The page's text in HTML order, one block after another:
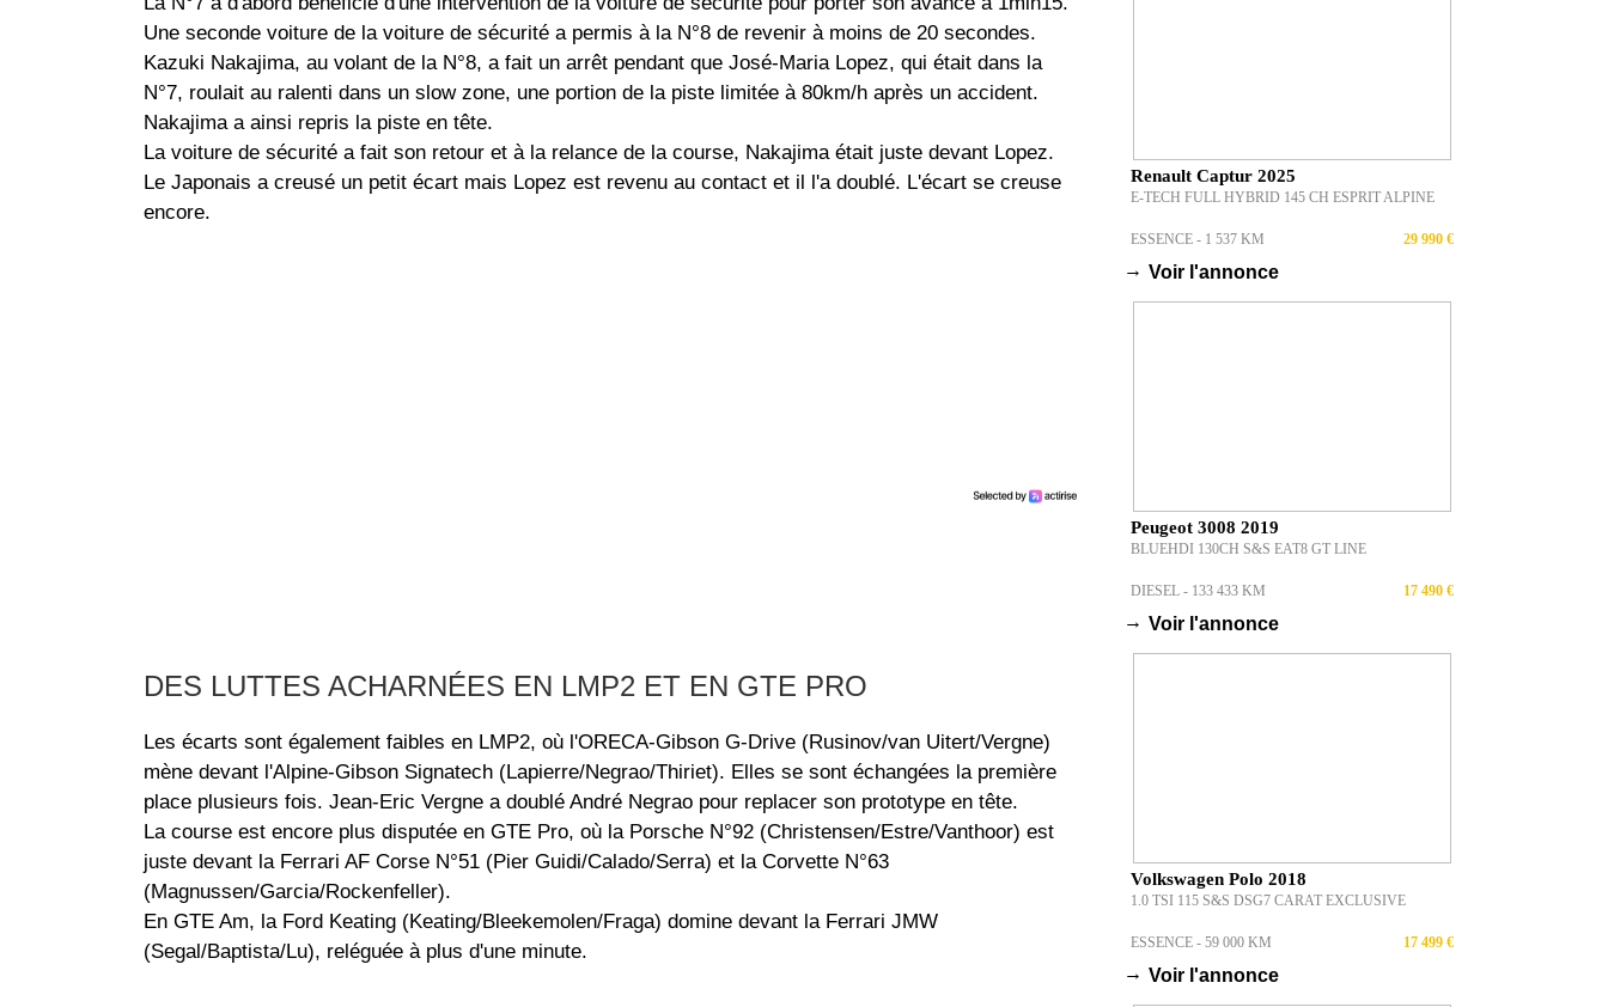
Une seconde voiture de la voiture de sécurité a permis à la N°8 de revenir à moins de 20 secondes.
Kazuki Nakajima, au volant de la N°8, a fait un arrêt pendant que José-Maria Lopez, qui était dans la
N°7, roulait au ralenti dans un slow zone, une portion de la piste limitée à 80km/h après un accident.
Nakajima a ainsi repris la piste en tête.
La voiture de sécurité a fait son retour et à la relance de la course, Nakajima était juste devant Lopez.
Le Japonais a creusé un petit écart mais Lopez est revenu au contact et il l'a doublé. L'écart se creuse
encore.
DES LUTTES ACHARNÉES EN LMP2 ET EN GTE PRO
Les écarts sont également faibles en LMP2, où l'ORECA-Gibson G-Drive (Rusinov/van Uitert/Vergne)
mène devant l'Alpine-Gibson Signatech (Lapierre/Negrao/Thiriet). Elles se sont échangées la première
place plusieurs fois. Jean-Eric Vergne a doublé André Negrao pour replacer son prototype en tête.
La course est encore plus disputée en GTE Pro, où la Porsche N°92 (Christensen/Estre/Vanthoor) est
juste devant la Ferrari AF Corse N°51 (Pier Guidi/Calado/Serra) et la Corvette N°63
(Magnussen/Garcia/Rockenfeller).
En GTE Am, la Ford Keating (Keating/Bleekemolen/Fraga) domine devant la Ferrari JMW
(Segal/Baptista/Lu), reléguée à plus d'une minute.
Renault Captur 2025
E-TECH FULL HYBRID 145 CH ESPRIT ALPINE
ESSENCE - 1 537 KM 29 990 €
→ Voir l'annonce
Peugeot 3008 2019
BLUEHDI 130CH S&S EAT8 GT LINE
DIESEL - 133 433 KM 17 490 €
→ Voir l'annonce
Volkswagen Polo 2018
1.0 TSI 115 S&S DSG7 CARAT EXCLUSIVE
ESSENCE - 59 000 KM 17 499 €
→ Voir l'annonce